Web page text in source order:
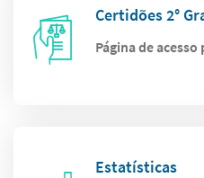
Certidões 2°
Página de acesso
Estatísticas